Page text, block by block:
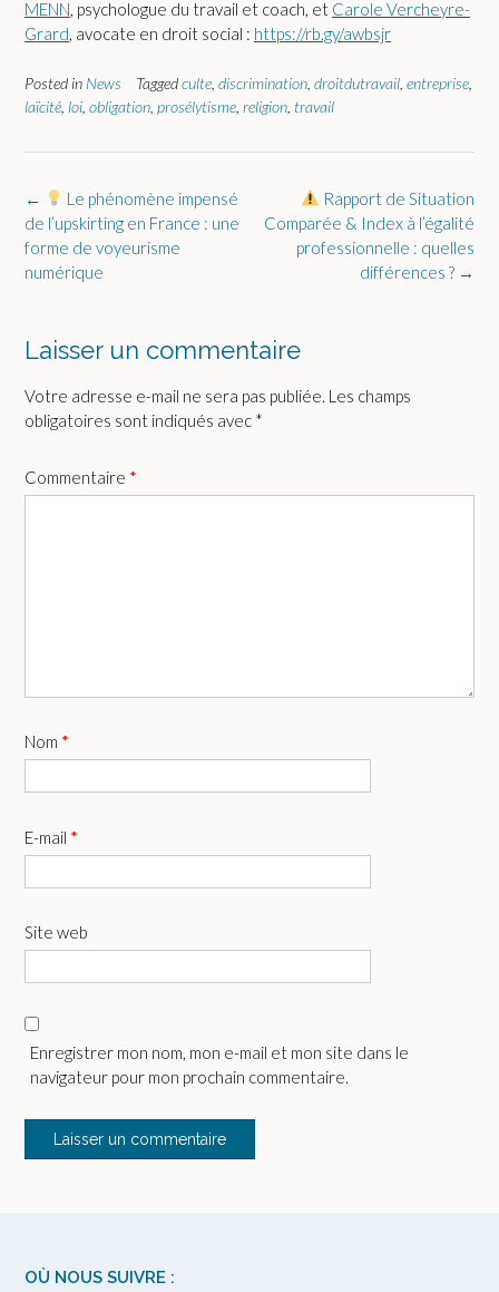
MENN, psychologue du travail et coach, et Carole Vercheyre-
Grard, avocate en droit social : https://rb.gy/awbsjr
Posted in News Taggedculte discrimination droitdutravail entreprise
laïcité loi obligation prosélytisme religion travail
Post
navigation
Rapport de Situation
Comparée & Index à l’égalité
professionnelle : quelles
différences ? →
←
Le phénomène impensé
de l’upskirting en France : une
forme de voyeurisme
numérique
Laisser un commentaire
Votre adresse e-mail ne sera pas publiée. Les champs
obligatoires sont indiqués avec *
Commentaire *
Nom *
E-mail *
Site web
Enregistrer mon nom, mon e-mail et mon site dans le
navigateur pour mon prochain commentaire.
OÙ NOUS SUIVRE :